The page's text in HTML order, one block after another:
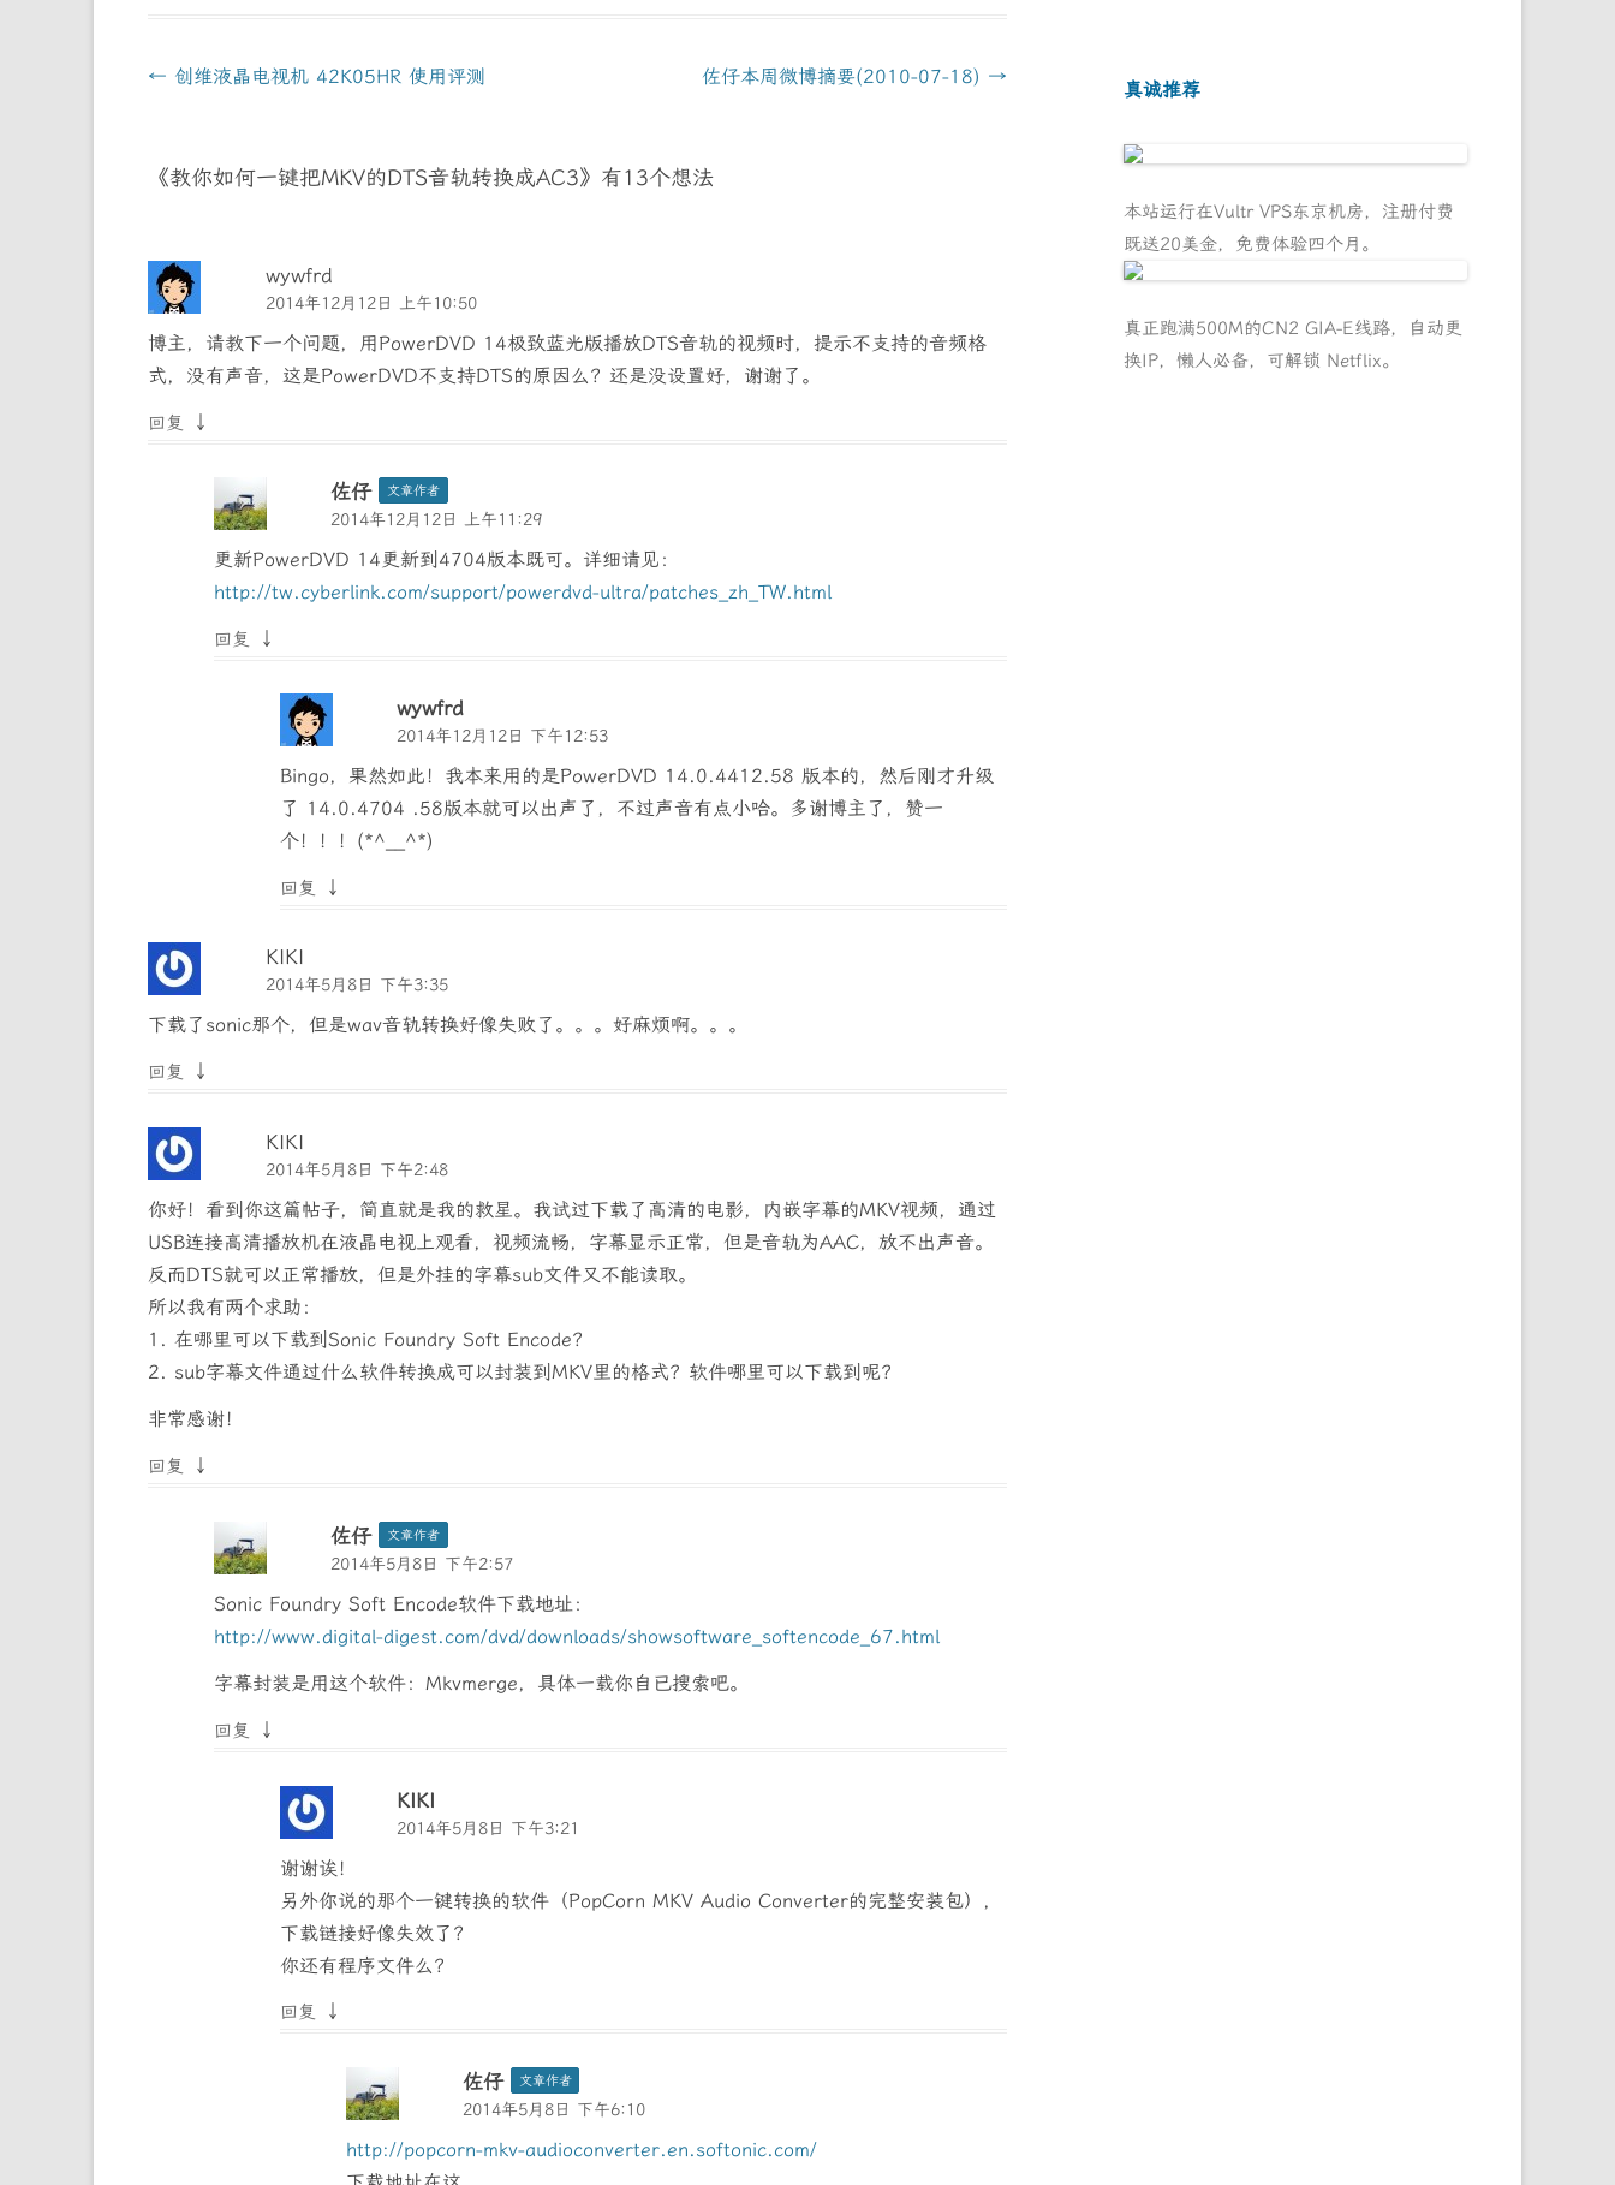
文
航
← 创维液晶电视机 42K05HR 使用评测 佐仔本周微博摘要(2010-07-18) →
《教你如何一键把MKV的DTS音轨转换成AC3》有13个想法
wywfrd
2014年12月12日 上午10:50
博主，请教下一个问题，用PowerDVD 14极致蓝光版播放DTS音轨的视频时，提示不支持的音频格
式，没有声音，这是PowerDVD不支持DTS的原因么？还是没设置好，谢谢了。
回复 ↓
佐仔 文章作者
2014年12月12日 上午11:29
更新PowerDVD 14更新到4704版本既可。详细请见：
http://tw.cyberlink.com/support/powerdvd-ultra/patches_zh_TW.html
回复 ↓
wywfrd
2014年12月12日 下午12:53
Bingo，果然如此！我本来用的是PowerDVD 14.0.4412.58 版本的，然后刚才升级
了 14.0.4704 .58版本就可以出声了，不过声音有点小哈。多谢博主了，赞一
个！！！(*^__^*)
回复 ↓
KIKI
2014年5月8日 下午3:35
下载了sonic那个，但是wav音轨转换好像失败了。。。好麻烦啊。。。
回复 ↓
KIKI
2014年5月8日 下午2:48
你好！看到你这篇帖子，简直就是我的救星。我试过下载了高清的电影，内嵌字幕的MKV视频，通过
USB连接高清播放机在液晶电视上观看，视频流畅，字幕显示正常，但是音轨为AAC，放不出声音。
反而DTS就可以正常播放，但是外挂的字幕sub文件又不能读取。
所以我有两个求助：
1. 在哪里可以下载到Sonic Foundry Soft Encode？
2. sub字幕文件通过什么软件转换成可以封装到MKV里的格式？软件哪里可以下载到呢？
非常感谢！
回复 ↓
佐仔 文章作者
2014年5月8日 下午2:57
Sonic Foundry Soft Encode软件下载地址：
http://www.digital-digest.com/dvd/downloads/showsoftware_softencode_67.html
字幕封装是用这个软件：M​k​v​m​e​r​g​e​，具体一载你自已搜索吧。
回复 ↓
KIKI
2014年5月8日 下午3:21
谢谢诶！
另外你说的那个一键转换的软件（PopCorn MKV Audio Converter的完整安装包），
下载链接好像失效了？
你还有程序文件么？
回复 ↓
佐仔 文章作者
2014年5月8日 下午6:10
http://popcorn-mkv-audioconverter.en.softonic.com/
真诚推荐
本站运行在Vultr VPS东京机房，注册付费
既送20美金，免费体验四个月。
真正跑满500M的CN2 GIA-E线路，自动更
换IP，懒人必备，可解锁 Netflix。